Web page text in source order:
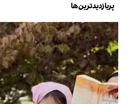
پربازدیدترین‌ها